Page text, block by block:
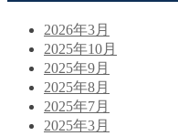
2026年3月
2025年10月
2025年9月
2025年8月
2025年7月
2025年3月